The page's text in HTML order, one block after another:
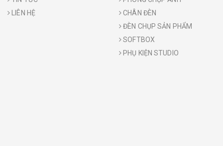
LIÊN HỆ
CHÂN ĐÈN
ĐÈN CHỤP SẢN PHẨM
SOFTBOX
PHỤ KIỆN STUDIO